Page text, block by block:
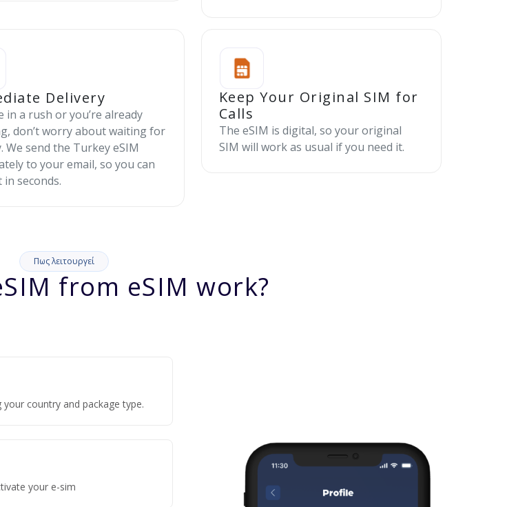
Delivery
in a rush or you’re already
don’t worry about waiting for
We send the Turkey eSIM
to your email, so you can
in seconds.
Keep Your Original SIM for
Calls
The eSIM is digital, so your original
SIM will work as usual if you need it.
Πως λειτουργεί
from eSIM work?
country and package type.
your e-sim